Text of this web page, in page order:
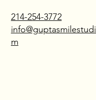
214-254-3772
m